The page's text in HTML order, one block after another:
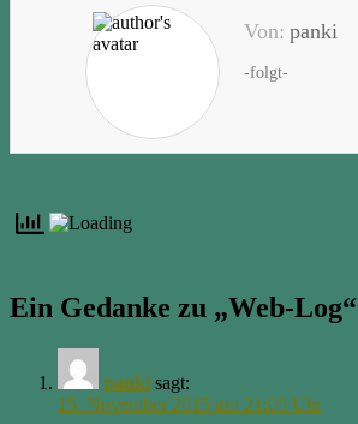
Von: panki
-folgt-
Ein Gedanke zu „Web-Log“
panki sagt:
15. November 2015 um 21:09 Uhr